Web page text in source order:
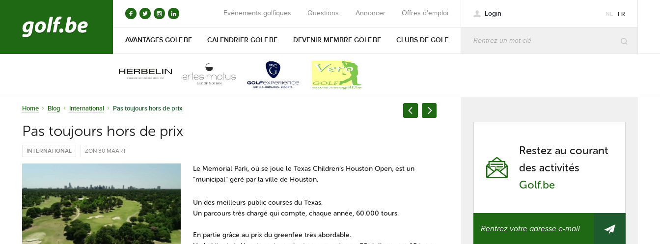
Evénements golfiques Questions Annoncer Offres d'emploi Login NL FR
AVANTAGES GOLF.BE CALENDRIER GOLF.BE DEVENIR MEMBRE GOLF.BE CLUBS DE GOLF
Home Blog International Pas toujours hors de prix
Pas toujours hors de prix
INTERNATIONAL ZON 30 MAART
Le Memorial Park, où se joue le Texas Children’s Houston Open, est un
“municipal” géré par la ville de Houston.
Un des meilleurs public courses du Texas.
Un parcours très chargé qui compte, chaque année, 60.000 tours.
En partie grâce au prix du greenfee très abordable.
Restez au courant
des activités
Golf.be